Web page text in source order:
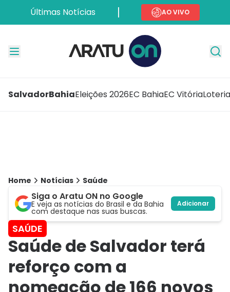
Últimas Notícias AO VIVO
SalvadorBahiaEleições 2026EC BahiaEC Vitória
Home Notícias Saúde
Siga o Aratu ON no Google
E veja as notícias do Brasil e da Bahia
com destaque nas suas buscas.
Adicionar
SAÚDE
Saúde de Salvador terá
reforço com a
nomeação de 166 novos